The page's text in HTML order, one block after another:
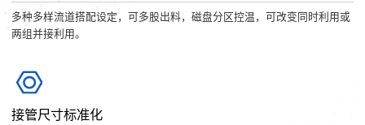
多种多样流道搭配设定，可多股出料，磁盘分区控温，可改变同时利用或
两组并接利用。
接管尺寸标准化